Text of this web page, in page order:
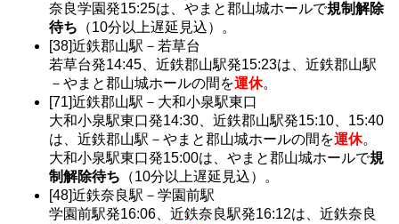
奈良学園発15:25は、やまと郡山城ホールで規制解除
待ち （10分以上遅延見込）。
[38]近鉄郡山駅－若草台
若草台発14:45、近鉄郡山駅発15:23は、近鉄郡山駅
－やまと郡山城ホールの間を運休。
[71]近鉄郡山駅－大和小泉駅東口
大和小泉駅東口発14:30、近鉄郡山駅発15:10、15:40
は、近鉄郡山駅－やまと郡山城ホールの間を運休。
大和小泉駅東口発15:00は、やまと郡山城ホールで規
制解除待ち （10分以上遅延見込）。
[48]近鉄奈良駅－学園前駅
学園前駅発16:06、近鉄奈良駅発16:12は、近鉄奈良